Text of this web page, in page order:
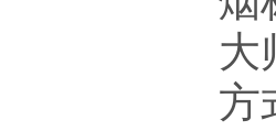
大
方